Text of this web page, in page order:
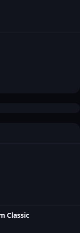
Classic